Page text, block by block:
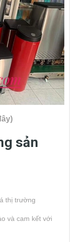
sản
thị trường
và cam kết với